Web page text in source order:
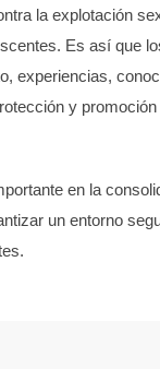
la explotación
Es así que
experiencias,
y
en la
un entorno